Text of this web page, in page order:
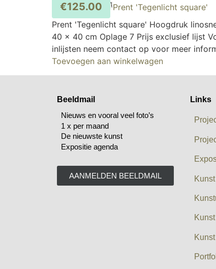
€125.00
Prent 'Tegenlicht square'
Prent 'Tegenlicht square' Hoogdruk
40 x 40 cm Oplage 7 Prijs exclusief lijst
inlijsten neem contact op voor meer
Toevoegen aan winkelwagen
Beeldmail
Nieuws en vooral veel foto’s
1 x per maand
De nieuwste kunst
Expositie agenda
AANMELDEN BEELDMAIL
Links